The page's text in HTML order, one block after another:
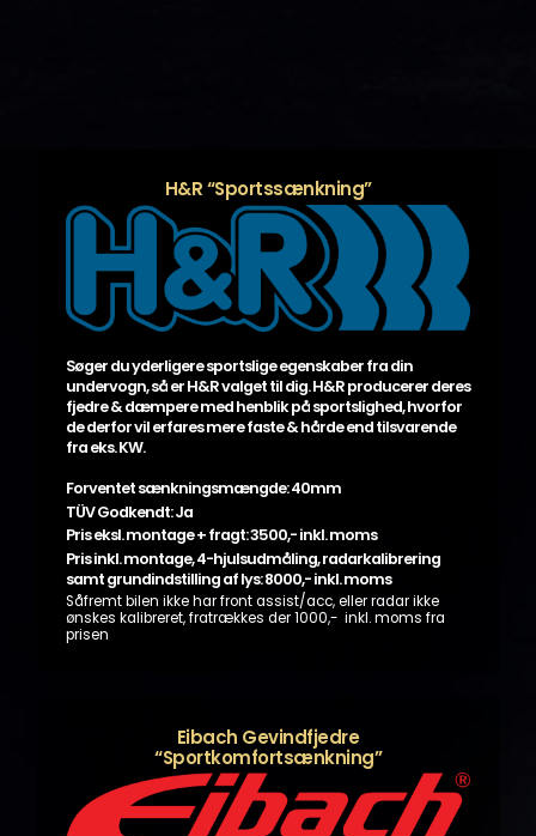
H&R “Sportssænkning”
Søger du yderligere sportslige egenskaber fra din
undervogn, så er H&R valget til dig. H&R producerer deres
fjedre & dæmpere med henblik på sportslighed, hvorfor
de derfor vil erfares mere faste & hårde end tilsvarende
fra eks. KW.
Forventet sænkningsmængde: 40mm
TÜV Godkendt: Ja
Pris eksl. montage + fragt: 3500,- inkl. moms
Pris inkl. montage, 4-hjulsudmåling, radarkalibrering
samt grundindstilling af lys: 8000,- inkl. moms
Såfremt bilen ikke har front assist/acc, eller radar ikke
ønskes kalibreret, fratrækkes der 1000,- inkl. moms fra
prisen
Eibach Gevindfjedre
“Sportkomfortsænkning”